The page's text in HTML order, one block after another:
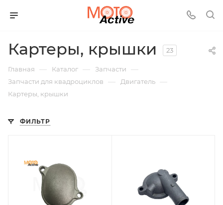
Картеры, крышки 23
Главная — Каталог — Запчасти —
Запчасти для квадроциклов — Двигатель —
Картеры, крышки
ФИЛЬТР